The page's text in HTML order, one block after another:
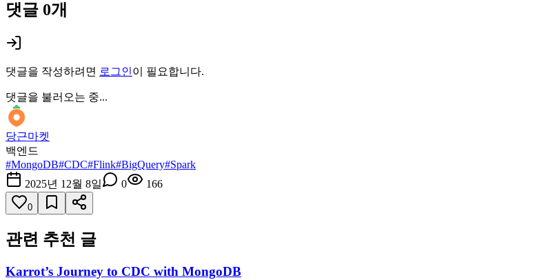
댓글 0개
댓글을 작성하려면 로그인이 필요합니다.
댓글을 불러오는 중...
당근마켓
백엔드
#MongoDB#CDC#Flink#BigQuery#Spark
2025년 12월 8일
0 166
0
관련 추천 글
Karrot’s Journey to CDC with MongoDB